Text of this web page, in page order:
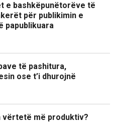
e bashkëpunëtorëve të
për publikimin e
papublikuara
të pashitura,
ose t’i dhurojnë
vërtetë më produktiv?